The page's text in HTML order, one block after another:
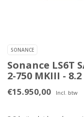
SONANCE
Sonance LS6T
2-750 MKIII -
€15.950,00 Incl. btw